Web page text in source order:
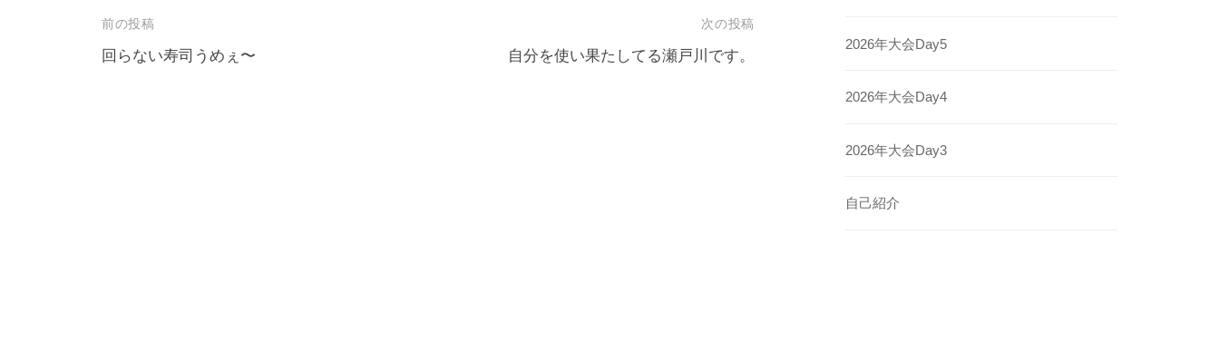
ェ
ク
m
投
稿
前の投稿
回らない寿司うめぇ〜
次の投稿
自分を使い果たしてる瀬戸川です。
2026年大会Day5
2026年大会Day4
2026年大会Day3
自己紹介